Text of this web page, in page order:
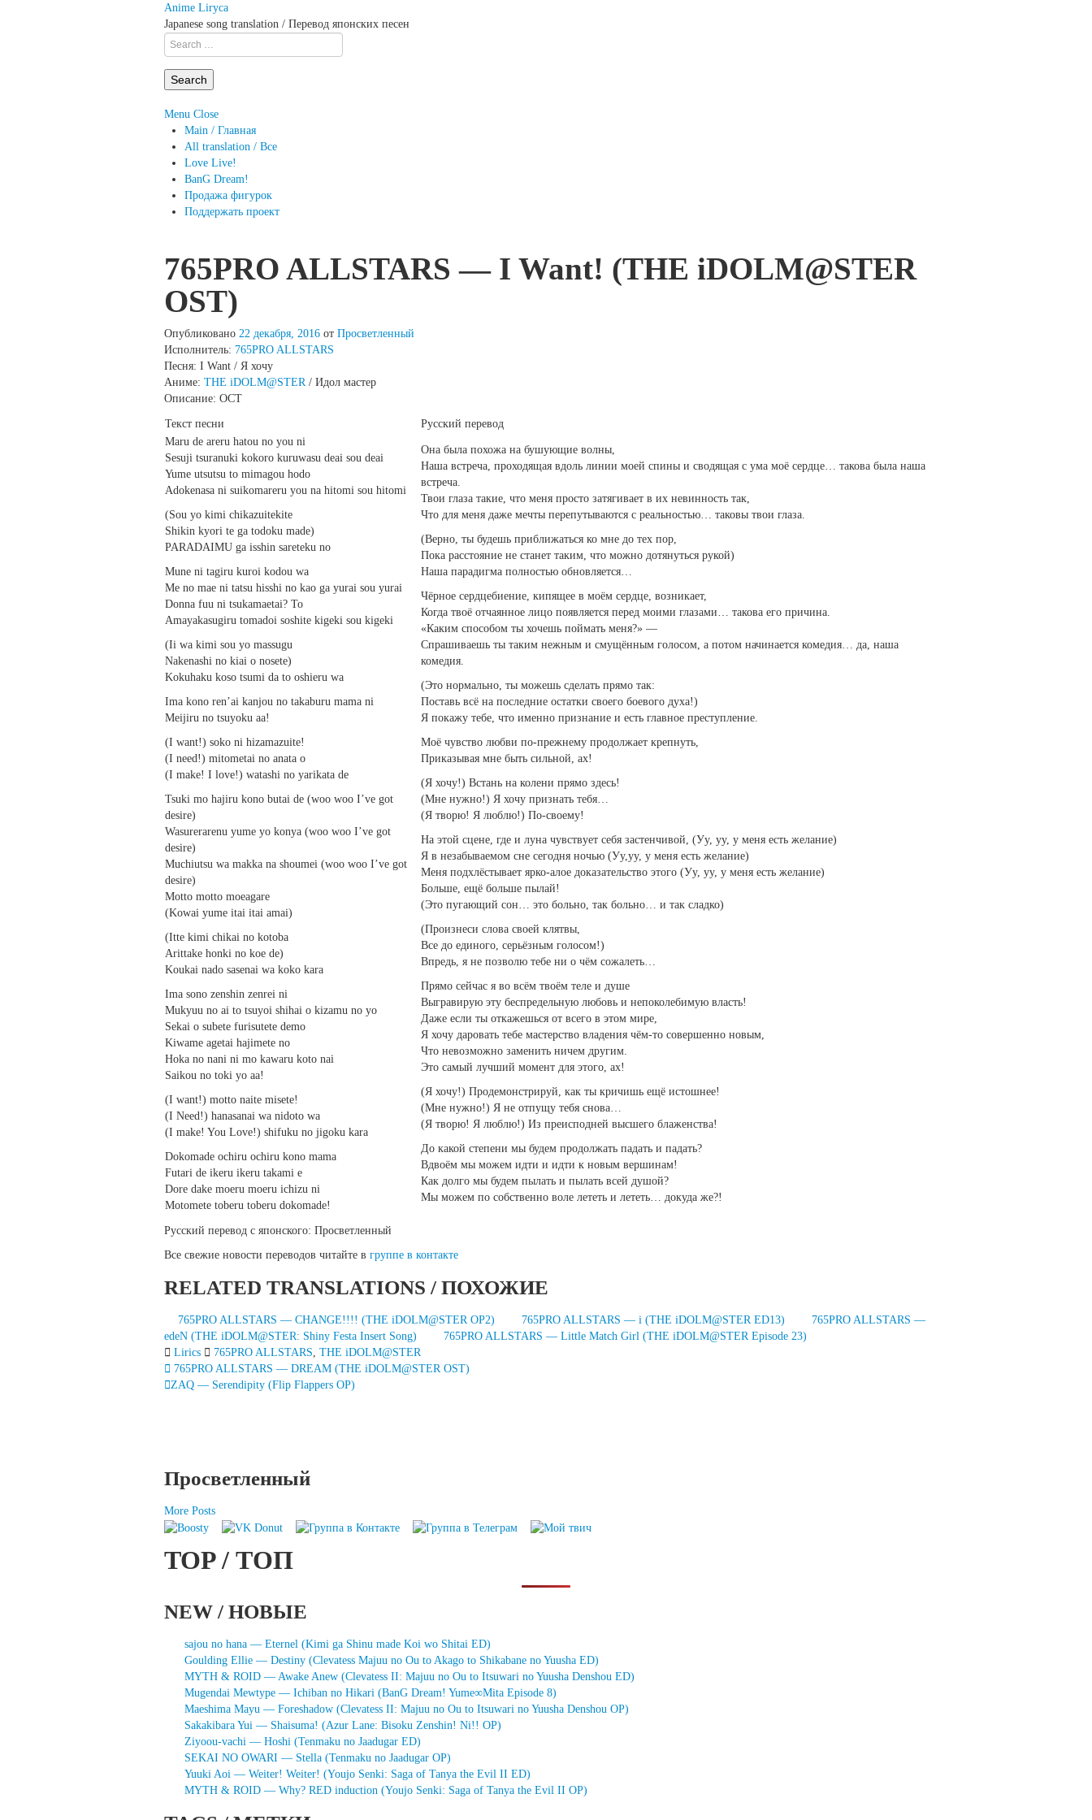
Anime Liryca
Japanese song translation / Перевод японских песен
Search
on:
Menu Close
Main / Главная
All translation / Все
Love Live!
BanG Dream!
Продажа фигурок
Поддержать проект
765PRO ALLSTARS — I Want! (THE iDOLM@STER
OST)
Опубликовано 22 декабря, 2016 от Просветленный
Исполнитель: 765PRO ALLSTARS
Песня: I Want / Я хочу
Аниме: THE iDOLM@STER/ Идол мастер
Описание: ОСТ
Текст песни
Русский перевод
Maru de areru hatou no you ni
Sesuji tsuranuki kokoro kuruwasu deai sou deai
Yume utsutsu to mimagou hodo
Adokenasa ni suikomareru you na hitomi sou hitomi
(Sou yo kimi chikazuitekite
Shikin kyori te ga todoku made)
PARADAIMU ga isshin sareteku no
Mune ni tagiru kuroi kodou wa
Me no mae ni tatsu hisshi no kao ga yurai sou yurai
Donna fuu ni tsukamaetai? To
Amayakasugiru tomadoi soshite kigeki sou kigeki
(Ii wa kimi sou yo massugu
Nakenashi no kiai o nosete)
Kokuhaku koso tsumi da to oshieru wa
Ima kono ren’ai kanjou no takaburu mama ni
Meijiru no tsuyoku aa!
(I want!) soko ni hizamazuite!
(I need!) mitometai no anata o
(I make! I love!) watashi no yarikata de
Tsuki mo hajiru kono butai de (woo woo I’ve got
desire)
Wasurerarenu yume yo konya (woo woo I’ve got
desire)
Muchiutsu wa makka na shoumei (woo woo I’ve got
desire)
Motto motto moeagare
(Kowai yume itai itai amai)
(Itte kimi chikai no kotoba
Arittake honki no koe de)
Koukai nado sasenai wa koko kara
Ima sono zenshin zenrei ni
Mukyuu no ai to tsuyoi shihai o kizamu no yo
Sekai o subete furisutete demo
Kiwame agetai hajimete no
Hoka no nani ni mo kawaru koto nai
Saikou no toki yo aa!
(I want!) motto naite misete!
(I Need!) hanasanai wa nidoto wa
(I make! You Love!) shifuku no jigoku kara
Dokomade ochiru ochiru kono mama
Futari de ikeru ikeru takami e
Dore dake moeru moeru ichizu ni
Motomete toberu toberu dokomade!
Она была похожа на бушующие волны,
Наша встреча, проходящая вдоль линии моей спины и сводящая с ума моё сердце… такова была наша
встреча.
Твои глаза такие, что меня просто затягивает в их невинность так,
Что для меня даже мечты перепутываются с реальностью… таковы твои глаза.
(Верно, ты будешь приближаться ко мне до тех пор,
Пока расстояние не станет таким, что можно дотянуться рукой)
Наша парадигма полностью обновляется…
Чёрное сердцебиение, кипящее в моём сердце, возникает,
Когда твоё отчаянное лицо появляется перед моими глазами… такова его причина.
«Каким способом ты хочешь поймать меня?» —
Спрашиваешь ты таким нежным и смущённым голосом, а потом начинается комедия… да, наша
комедия.
(Это нормально, ты можешь сделать прямо так:
Поставь всё на последние остатки своего боевого духа!)
Я покажу тебе, что именно признание и есть главное преступление.
Моё чувство любви по-прежнему продолжает крепнуть,
Приказывая мне быть сильной, ах!
(Я хочу!) Встань на колени прямо здесь!
(Мне нужно!) Я хочу признать тебя…
(Я творю! Я люблю!) По-своему!
На этой сцене, где и луна чувствует себя застенчивой, (Уу, уу, у меня есть желание)
Я в незабываемом сне сегодня ночью (Уу,уу, у меня есть желание)
Меня подхлёстывает ярко-алое доказательство этого (Уу, уу, у меня есть желание)
Больше, ещё больше пылай!
(Это пугающий сон… это больно, так больно… и так сладко)
(Произнеси слова своей клятвы,
Все до единого, серьёзным голосом!)
Впредь, я не позволю тебе ни о чём сожалеть…
Прямо сейчас я во всём твоём теле и душе
Выгравирую эту беспредельную любовь и непоколебимую власть!
Даже если ты откажешься от всего в этом мире,
Я хочу даровать тебе мастерство владения чём-то совершенно новым,
Что невозможно заменить ничем другим.
Это самый лучший момент для этого, ах!
(Я хочу!) Продемонстрируй, как ты кричишь ещё истошнее!
(Мне нужно!) Я не отпущу тебя снова…
(Я творю! Я люблю!) Из преисподней высшего блаженства!
До какой степени мы будем продолжать падать и падать?
Вдвоём мы можем идти и идти к новым вершинам!
Как долго мы будем пылать и пылать всей душой?
Мы можем по собственно воле лететь и лететь… докуда же?!
Русский перевод с японского: Просветленный
Все свежие новости переводов читайте в группе в контакте
RELATED TRANSLATIONS / ПОХОЖИЕ
765PRO ALLSTARS — CHANGE!!!! (THE iDOLM@STER OP2) 765PRO ALLSTARS — i (THE iDOLM@STER ED13)
765PRO ALLSTARS —
edeN (THE iDOLM@STER: Shiny Festa Insert Song)
765PRO ALLSTARS — Little Match Girl (THE iDOLM@STER Episode 23)
Lirics
765PRO ALLSTARS, THE iDOLM@STER
Запись
765PRO ALLSTARS — DREAM (THE iDOLM@STER OST)
ZAQ — Serendipity (Flip Flappers OP)
Просветленный
More Posts
TOP / ТОП
NEW / НОВЫЕ
sajou no hana — Eternel (Kimi ga Shinu made Koi wo Shitai ED)
Goulding Ellie — Destiny (Clevatess Majuu no Ou to Akago to Shikabane no Yuusha ED)
MYTH & ROID — Awake Anew (Clevatess II: Majuu no Ou to Itsuwari no Yuusha Denshou ED)
Mugendai Mewtype — Ichiban no Hikari (BanG Dream! Yume∞Mita Episode 8)
Maeshima Mayu — Foreshadow (Clevatess II: Majuu no Ou to Itsuwari no Yuusha Denshou OP)
Sakakibara Yui — Shaisuma! (Azur Lane: Bisoku Zenshin! Ni!! OP)
Ziyoou-vachi — Hoshi (Tenmaku no Jaadugar ED)
SEKAI NO OWARI — Stella (Tenmaku no Jaadugar OP)
Yuuki Aoi — Weiter! Weiter! (Youjo Senki: Saga of Tanya the Evil II ED)
MYTH & ROID — Why? RED induction (Youjo Senki: Saga of Tanya the Evil II OP)